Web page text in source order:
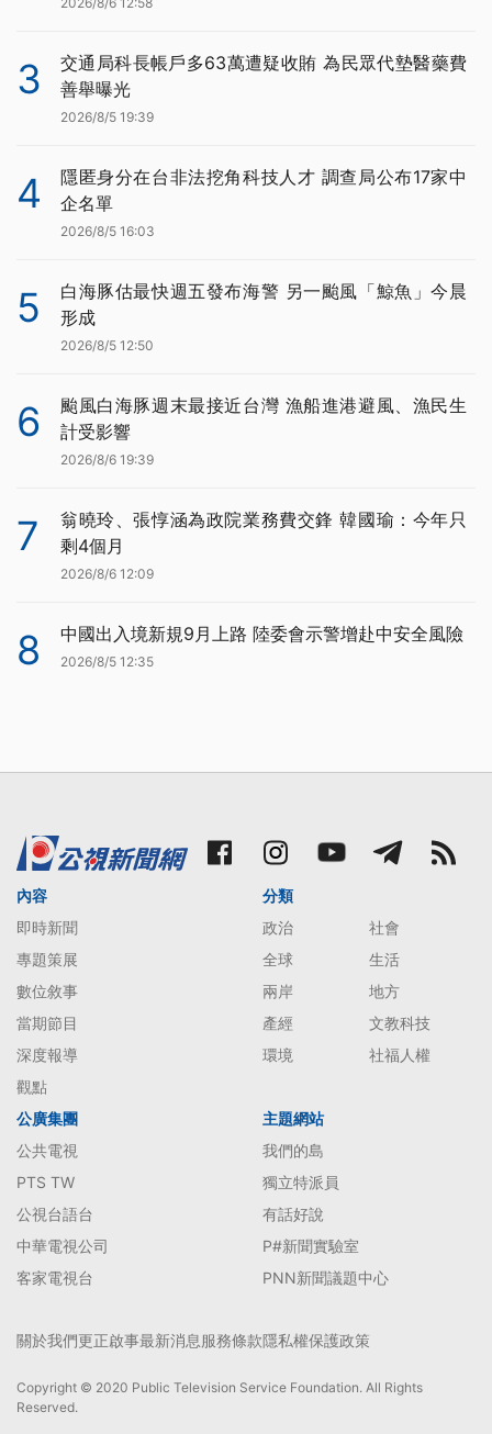
3
交通局科長帳戶多63萬遭疑收賄 為民眾代墊醫藥費
善舉曝光
2026/8/5 19:39
4
隱匿身分在台非法挖角科技人才 調查局公布17家中
企名單
2026/8/5 16:03
5
白海豚估最快週五發布海警 另一颱風「鯨魚」今晨
形成
2026/8/5 12:50
6
颱風白海豚週末最接近台灣 漁船進港避風、漁民生
計受影響
2026/8/6 19:39
7
翁曉玲、張惇涵為政院業務費交鋒 韓國瑜：今年只
剩4個月
2026/8/6 12:09
8 中國出入境新規9月上路 陸委會示警增赴中安全風險
2026/8/5 12:35
內容
即時新聞
專題策展
數位敘事
當期節目
深度報導
觀點
分類
政治
社會
全球
生活
兩岸
地方
產經
文教科技
環境
社福人權
公廣集團
公共電視
PTS TW
公視台語台
中華電視公司
客家電視台
主題網站
我們的島
獨立特派員
有話好說
P#新聞實驗室
PNN新聞議題中心
關於我們更正啟事最新消息服務條款隱私權保護政策
Copyright © 2020 Public Television Service Foundation. All Rights
Reserved.